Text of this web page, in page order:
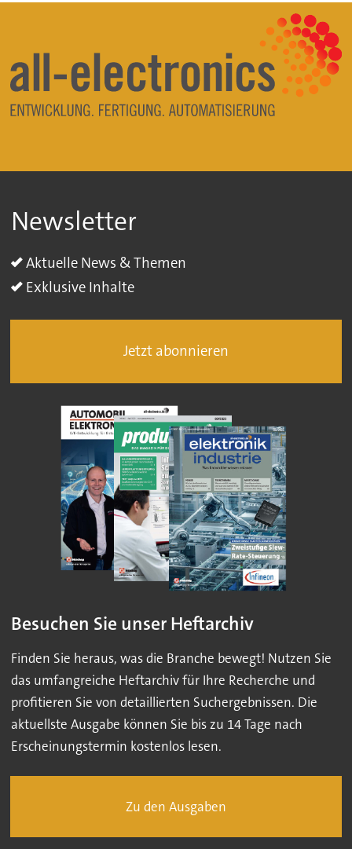
Newsletter
Aktuelle News & Themen
Exklusive Inhalte
Jetzt abonnieren
Besuchen Sie unser Heftarchiv
Finden Sie heraus, was die Branche bewegt! Nutzen Sie
das umfangreiche Heftarchiv für Ihre Recherche und
profitieren Sie von detaillierten Suchergebnissen. Die
aktuellste Ausgabe können Sie bis zu 14 Tage nach
Erscheinungstermin kostenlos lesen.
Zu den Ausgaben